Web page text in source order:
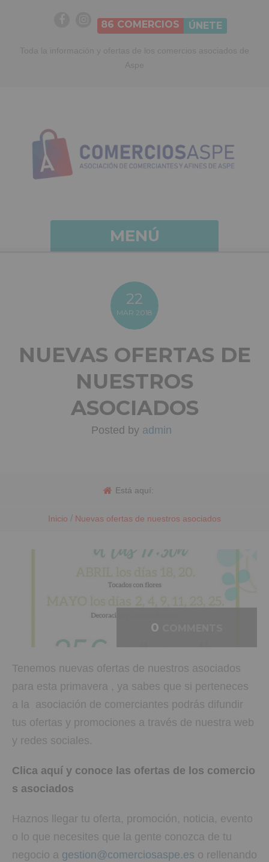
86 COMERCIOS ÚNETE
MENÚ
22
MAR 2018
NUEVAS OFERTAS DE
NUESTROS
ASOCIADOS
Posted by admin
Está aquí:
Inicio / Nuevas ofertas de nuestros asociados
0
Tenemos nuevas ofertas de nuestros asociados
para esta primavera , ya sabes que si perteneces
a la asociación de comerciantes podrás difundir
tus ofertas y promociones a través de nuestra web
y redes sociales.
Clica aquí y conoce las ofertas de los comercio
s asociados
Haznos llegar tu oferta, promoción, noticia, evento
o lo que necesites que la gente conozca de tu
negocio a gestion@comerciosaspe.es o rellenando